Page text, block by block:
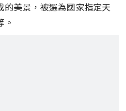
的美景，被選為國家指定天